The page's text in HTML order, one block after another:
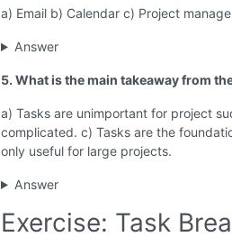
a) Email b) Calendar c) Project
Answer
5. What is the main takeaway from
a) Tasks are unimportant for project
complicated. c) Tasks are the
only useful for large projects.
Answer
Exercise: Task